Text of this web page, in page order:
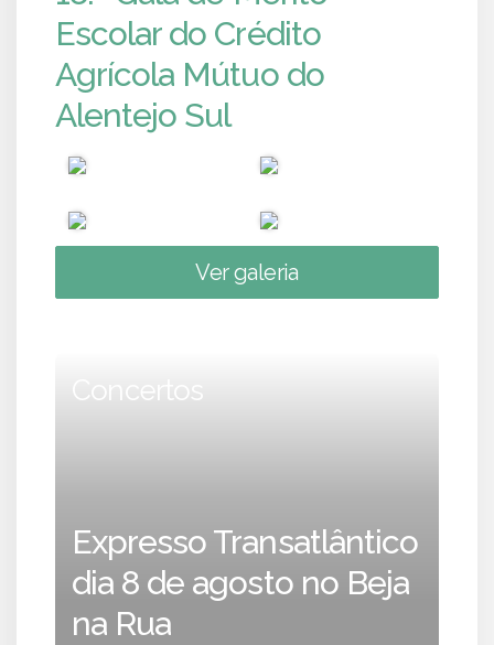
Escolar do Crédito
Agrícola Mútuo do
Alentejo Sul
Ver galeria
Concertos
Expresso Transatlântico
dia 8 de agosto no Beja
na Rua